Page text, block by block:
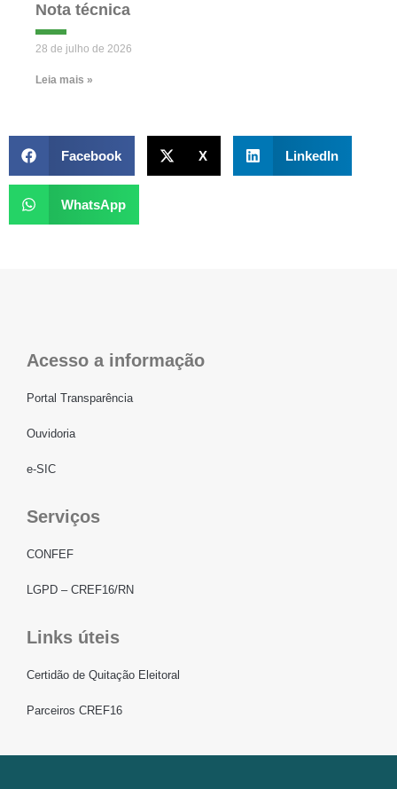
Nota técnica
28 de julho de 2026
Leia mais »
Facebook X LinkedIn
WhatsApp
Acesso a informação
Portal Transparência
Ouvidoria
e-SIC
Serviços
CONFEF
LGPD – CREF16/RN
Links úteis
Certidão de Quitação Eleitoral
Parceiros CREF16